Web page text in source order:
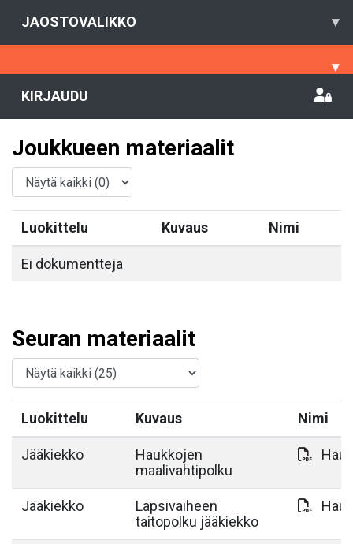
JAOSTOVALIKKO ▾
▾
KIRJAUDU
Joukkueen materiaalit
Luokittelu Kuvaus Nimi
Ei dokumentteja
Seuran materiaalit
Luokittelu Kuvaus Nimi
Jääkiekko
Haukkojen
maalivahtipolku
Jääkiekko
Lapsivaiheen
taitopolku jääkiekko